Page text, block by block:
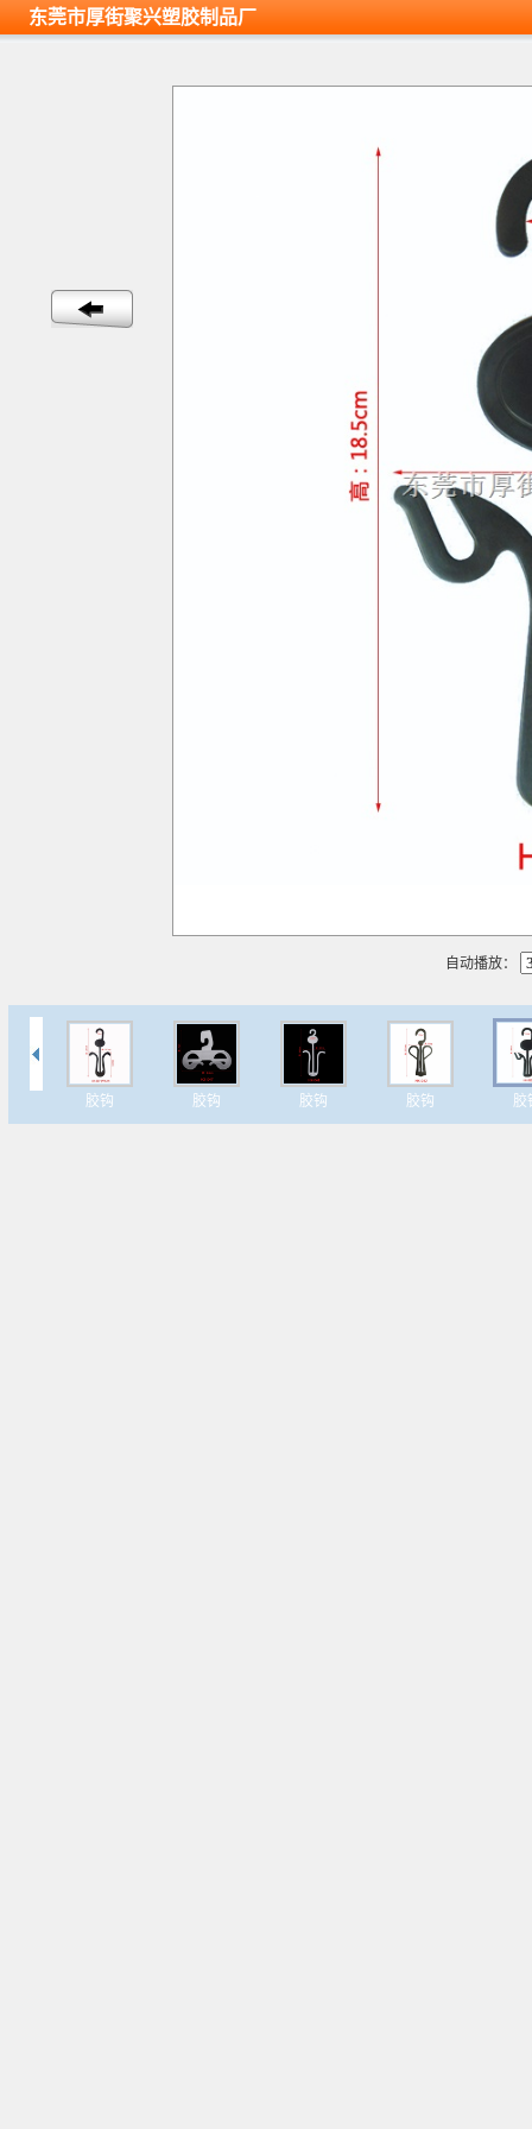
东莞市厚街聚兴塑胶制品厂
自动播放：
胶钩 胶钩 胶钩 胶钩 胶